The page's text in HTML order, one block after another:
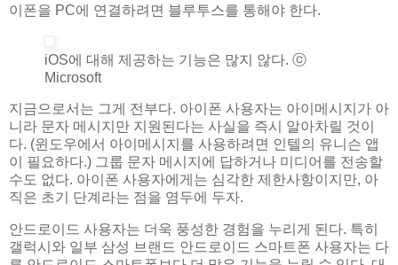
이폰을 PC에 연결하려면 블루투스를 통해야 한다.
iOS에 대해 제공하는 기능은 많지 않다. ⓒ
Microsoft
지금으로서는 그게 전부다. 아이폰 사용자는 아이메시지가 아
니라 문자 메시지만 지원된다는 사실을 즉시 알아차릴 것이
다. (윈도우에서 아이메시지를 사용하려면 인텔의 유니슨 앱
이 필요하다.) 그룹 문자 메시지에 답하거나 미디어를 전송할
수도 없다. 아이폰 사용자에게는 심각한 제한사항이지만, 아
직은 초기 단계라는 점을 염두에 두자.
안드로이드 사용자는 더욱 풍성한 경험을 누리게 된다. 특히
갤럭시와 일부 삼성 브랜드 안드로이드 스마트폰 사용자는 다